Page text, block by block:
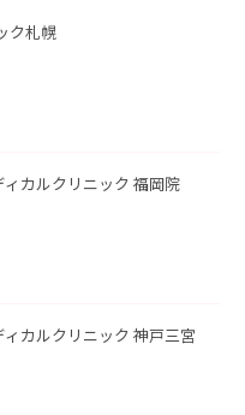
ク札幌
ィカルクリニック 福岡院
ィカルクリニック 神戸三宮